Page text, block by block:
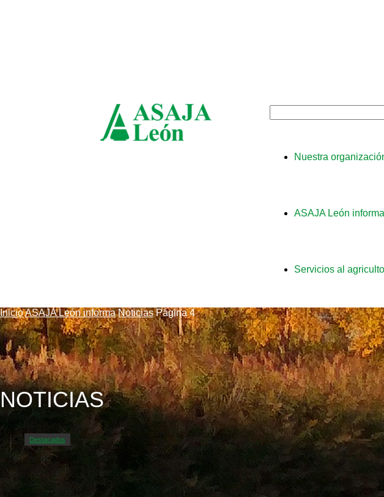
Nuestra
ASAJA León informa
Servicios al
InicioASAJA León informa Noticias Página 4
NOTICIAS
Destacados